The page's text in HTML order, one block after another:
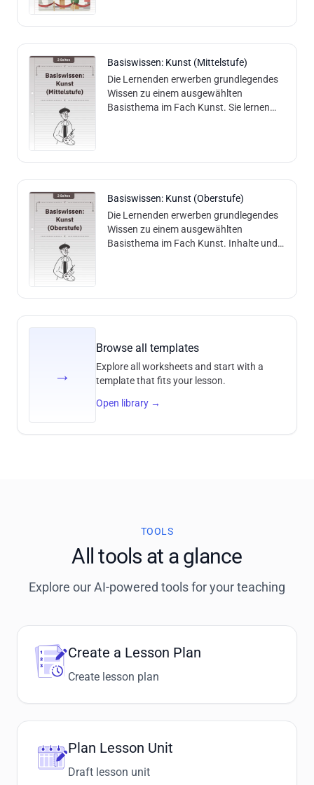
Basiswissen: Kunst (Mittelstufe)
Die Lernenden erwerben grundlegendes
Wissen zu einem ausgewählten
Basisthema im Fach Kunst. Sie lernen
Basiswissen: Kunst (Oberstufe)
Die Lernenden erwerben grundlegendes
Wissen zu einem ausgewählten
Basisthema im Fach Kunst. Inhalte und
→
Browse all templates
Explore all worksheets and start with a
template that fits your lesson.
Open library →
TOOLS
All tools at a glance
Explore our AI-powered tools for your teaching
Create a Lesson Plan
Create lesson plan
Plan Lesson Unit
Draft lesson unit